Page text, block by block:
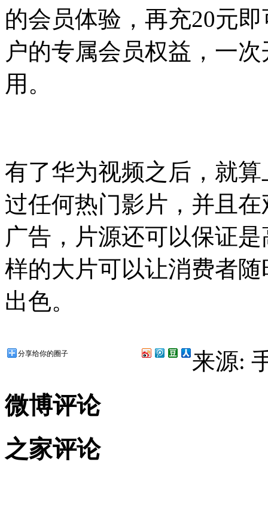
的会员体验，再充20元
户的专属会员权益，一
用。
有了华为视频之后，就
过任何热门影片，并且
广告，片源还可以保证
样的大片可以让消费者
出色。
分享给你的圈子 来源:
微博评论
之家评论